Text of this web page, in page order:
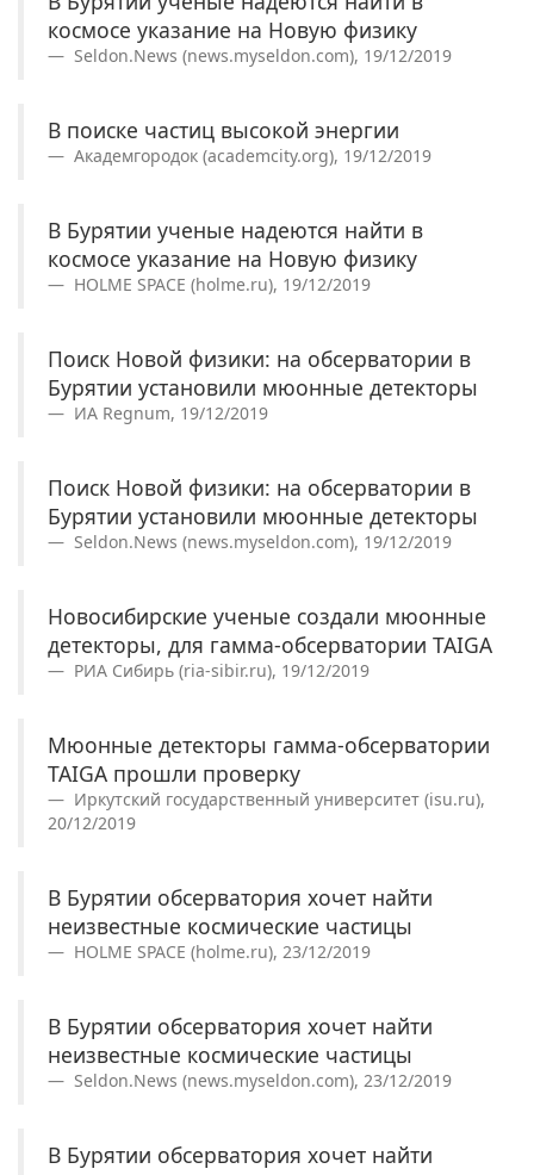
космосе указание на Новую физику
Seldon.News (news.myseldon.com), 19/12/2019
В поиске частиц высокой энергии
Академгородок (academcity.org), 19/12/2019
В Бурятии ученые надеются найти в
космосе указание на Новую физику
HOLME SPACE (holme.ru), 19/12/2019
Поиск Новой физики: на обсерватории в
Бурятии установили мюонные детекторы
ИА Regnum, 19/12/2019
Поиск Новой физики: на обсерватории в
Бурятии установили мюонные детекторы
Seldon.News (news.myseldon.com), 19/12/2019
Новосибирские ученые создали мюонные
детекторы, для гамма-обсерватории TAIGA
РИА Сибирь (ria-sibir.ru), 19/12/2019
Мюонные детекторы гамма-обсерватории
TAIGA прошли проверку
Иркутский государственный университет (isu.ru),
20/12/2019
В Бурятии обсерватория хочет найти
неизвестные космические частицы
HOLME SPACE (holme.ru), 23/12/2019
В Бурятии обсерватория хочет найти
неизвестные космические частицы
Seldon.News (news.myseldon.com), 23/12/2019
В Бурятии обсерватория хочет найти